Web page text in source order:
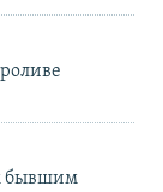
бывшим